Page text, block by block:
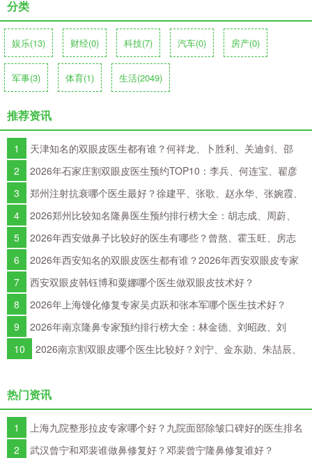
分类
娱乐(13) 财经(0) 科技(7) 汽车(0) 房产(0)
军事(3) 体育(1) 生活(2049)
推荐资讯
1
天津知名的双眼皮医生都有谁？何祥龙、卜胜利、关迪剑、邵
妍、夏红福、毕小丽谁双眼皮做得好？
2
2026年石家庄割双眼皮医生预约TOP10：李兵、何连宝、翟彦
刚、毛俊涛、丁庆丰、崔剑、张洁、王亚斌、马云鹏、张玉辉、李海
霞
3
郑州注射抗衰哪个医生最好？徐建平、张歌、赵永华、张婉霞、
王妍芝、唐喜、李娟、朱怡梦哪个好？
4
2026郑州比较知名隆鼻医生预约排行榜大全：胡志成、周蔚、
张海洋、王启立、张鹏、李冰谁做鼻子更好？
5
2026年西安做鼻子比较好的医生有哪些？曾熬、霍玉旺、房志
强、蒋立、刘宝军哪个更好？
6
2026年西安知名的双眼皮医生都有谁？2026年西安双眼皮专家
预约排行榜大全
7
西安双眼皮韩钰博和粟娜哪个医生做双眼皮技术好？
8
2026年上海馒化修复专家吴贞跃和张本军哪个医生技术好？
9
2026年南京隆鼻专家预约排行榜大全：林金德、刘昭政、刘
涛、黄金龙、曹海峰谁隆鼻技术好？
10
2026南京割双眼皮哪个医生比较好？刘宁、金东勋、朱喆辰、
热门资讯
1
上海九院整形拉皮专家哪个好？九院面部除皱口碑好的医生排名
2
武汉曾宁和邓裴谁做鼻修复好？邓裴曾宁隆鼻修复谁好？